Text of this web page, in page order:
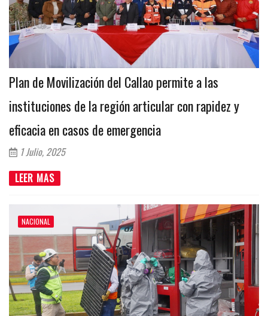
Plan de Movilización del Callao permite a las
instituciones de la región articular con rapidez y
eficacia en casos de emergencia
1 Julio, 2025
LEER MAS
NACIONAL